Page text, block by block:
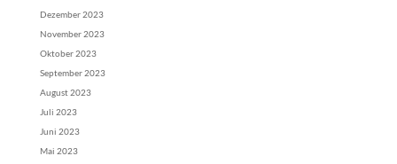
Dezember 2023
November 2023
Oktober 2023
September 2023
August 2023
Juli 2023
Juni 2023
Mai 2023